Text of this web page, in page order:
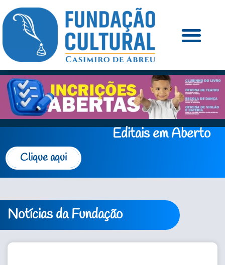
Editais em Aberto
Clique aqui
Notícias da Fundação